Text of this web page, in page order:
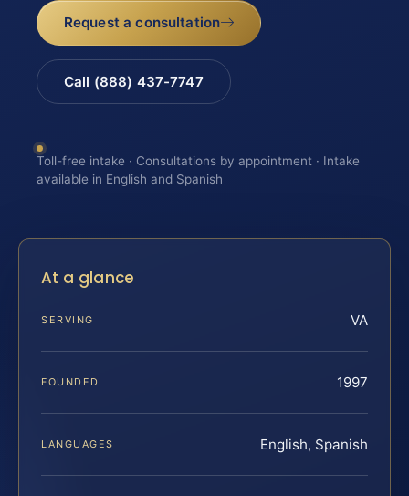
Request a consultation
Call (888) 437-7747
Toll-free intake · Consultations by appointment · Intake
available in English and Spanish
At a glance
SERVING VA
FOUNDED 1997
LANGUAGES English, Spanish